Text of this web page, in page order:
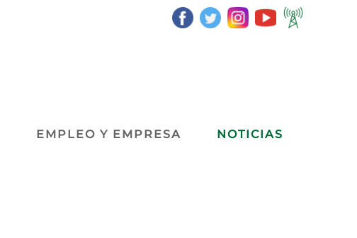
EMPLEO Y EMPRESA NOTICIAS